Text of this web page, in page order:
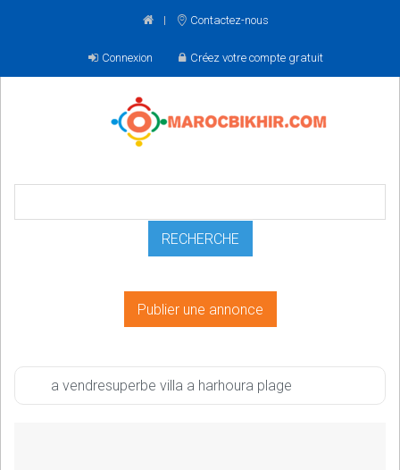
Contactez-nous
Connexion Créez votre compte gratuit
Publier une annonce
a vendresuperbe villa a harhoura plage